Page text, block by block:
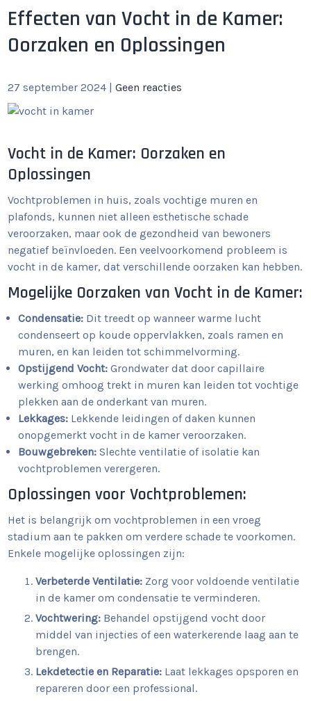
Effecten van Vocht in de Kamer:
Oorzaken en Oplossingen
27 september 2024 |Geen reacties
Vocht in de Kamer: Oorzaken en
Oplossingen
Vochtproblemen in huis, zoals vochtige muren en
plafonds, kunnen niet alleen esthetische schade
veroorzaken, maar ook de gezondheid van bewoners
negatief beïnvloeden. Een veelvoorkomend probleem is
vocht in de kamer, dat verschillende oorzaken kan hebben.
Mogelijke Oorzaken van Vocht in de Kamer:
Condensatie: Dit treedt op wanneer warme lucht
condenseert op koude oppervlakken, zoals ramen en
muren, en kan leiden tot schimmelvorming.
Opstijgend Vocht: Grondwater dat door capillaire
werking omhoog trekt in muren kan leiden tot vochtige
plekken aan de onderkant van muren.
Lekkages: Lekkende leidingen of daken kunnen
onopgemerkt vocht in de kamer veroorzaken.
Bouwgebreken: Slechte ventilatie of isolatie kan
vochtproblemen verergeren.
Oplossingen voor Vochtproblemen:
Het is belangrijk om vochtproblemen in een vroeg
stadium aan te pakken om verdere schade te voorkomen.
Enkele mogelijke oplossingen zijn:
Verbeterde Ventilatie: Zorg voor voldoende ventilatie
in de kamer om condensatie te verminderen.
Vochtwering: Behandel opstijgend vocht door
middel van injecties of een waterkerende laag aan te
brengen.
Lekdetectie en Reparatie: Laat lekkages opsporen en
repareren door een professional.